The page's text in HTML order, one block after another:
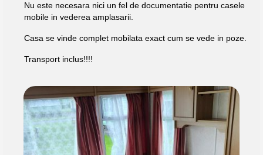
Nu este necesara nici un fel de documentatie pentru casele
mobile in vederea amplasarii.
Casa se vinde complet mobilata exact cum se vede in poze.
Transport inclus!!!!